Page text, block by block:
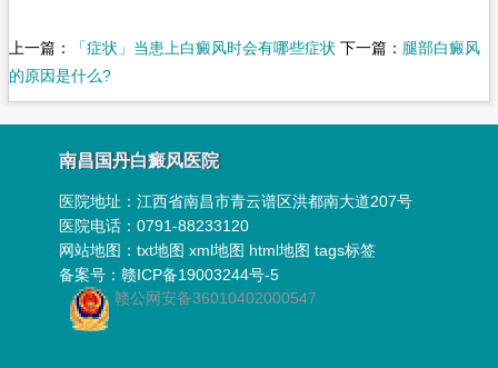
上一篇： 「症状」当患上白癜风时会有哪些症状 下一篇： 腿部白癜风
的原因是什么?
南昌国丹白癜风医院
医院地址：江西省南昌市青云谱区洪都南大道207号
医院电话：0791-88233120
网站地图：txt地图 xml地图 html地图 tags标签
备案号：赣ICP备19003244号-5
赣公网安备36010402000547